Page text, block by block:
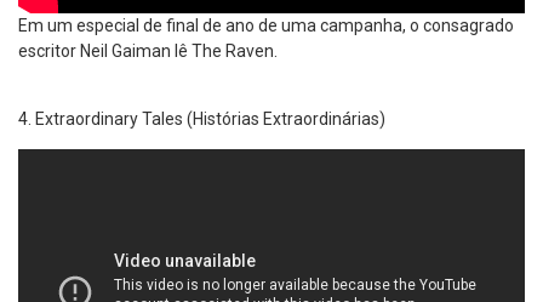
Em um especial de final de ano de uma campanha, o consagrado
escritor Neil Gaiman lê The Raven.
Extraordinary Tales (Histórias Extraordinárias)